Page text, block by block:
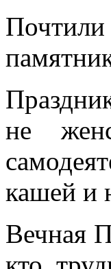
не
кашей и
Вечная